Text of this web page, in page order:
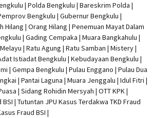
| Polda Bengkulu | Bareskrim Polda |
Bengkulu | Gubernur Bengkulu |
Hilang | Orang Hilang | Penemuan Mayat Dalam
| Gading Cempaka | Muara Bangkahulu |
| Ratu Agung | Ratu Samban | Mistery |
Istiadat Bengkulu | Kebudayaan Bengkulu |
| Gempa Bengkulu | Pulau Enggano | Pulau Dua
| Pantai Laguna | Muara Jenggalu | Idul Fitri |
| Sidang Rohidin Mersyah | OTT KPK|
| Tutuntan JPU Kasus Terdakwa TKD Fraud
Fraud BSI |